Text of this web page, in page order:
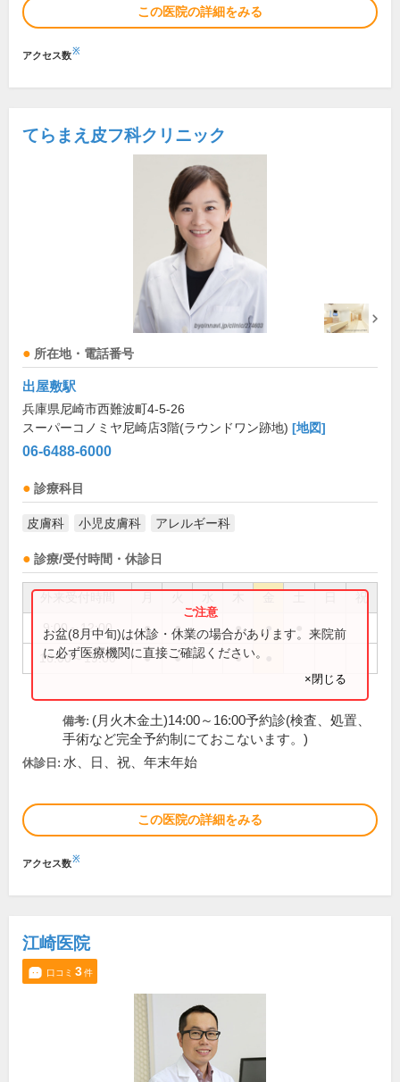
この医院の詳細をみる
アクセス数※
てらまえ皮フ科クリニック
所在地・電話番号
出屋敷駅
兵庫県尼崎市西難波町4-5-26
スーパーコノミヤ尼崎店3階(ラウンドワン跡地) [地図]
06-6488-6000
診療科目
皮膚科 小児皮膚科 アレルギー科
診療/受付時間・休診日
祝
9:00～12:00 ● ● ● ●
16:00～19:00 ● ● ●
お盆(8月中旬)は休診・休業の場合があります。来院前
に必ず医療機関に直接ご確認ください。
×閉じる
備考: (月火木金土)14:00～16:00予約診(検査、処置、
手術など完全予約制にておこないます。)
休診日: 水、日、祝、年末年始
この医院の詳細をみる
アクセス数※
江崎医院
口コミ 3件